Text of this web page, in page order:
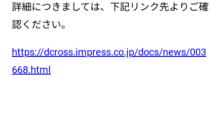
詳細につきましては、下記リンク先よりご確
認ください。
https://dcross.impress.co.jp/docs/news/003
668.html